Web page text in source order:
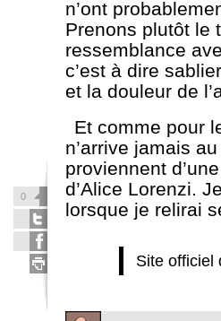
0
n’ont
Prenons plutôt le
ressemblance
c’est à dire
et la douleur de
Et comme pour
n’arrive jamais
proviennent
d’Alice Lorenzi.
lorsque je relirai
Site officiel